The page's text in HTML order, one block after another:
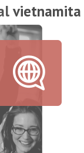
vietnamita